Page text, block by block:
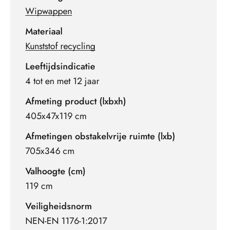
Wipwappen
Materiaal
Kunststof recycling
Leeftijdsindicatie
4 tot en met 12 jaar
Afmeting product (lxbxh)
405x47x119 cm
Afmetingen obstakelvrije ruimte (lxb)
705x346 cm
Valhoogte (cm)
119 cm
Veiligheidsnorm
NEN-EN 1176-1:2017